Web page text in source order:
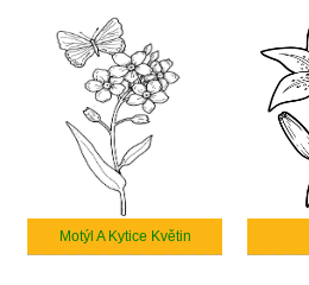
Motýl A Kytice Květin